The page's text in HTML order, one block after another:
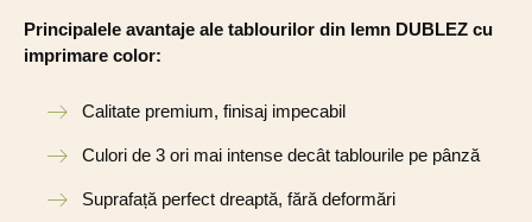
Principalele avantaje ale tablourilor din lemn DUBLEZ cu
imprimare color:
Calitate premium, finisaj impecabil
Culori de 3 ori mai intense decât tablourile pe pânză
Suprafață perfect dreaptă, fără deformări